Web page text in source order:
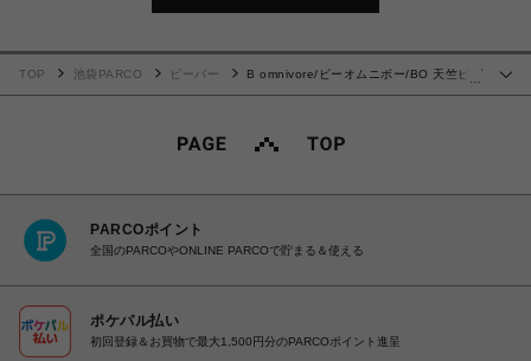
TOP 池袋PARCO ビーバー
B omnivore/ビーオムニボー/BO 天竺ピグ
PARCOポイント
全国のPARCOやONLINE PARCOで貯まる＆使える
ポケパル払い
初回登録＆お買物で最大1,500円分のPARCOポイント進呈